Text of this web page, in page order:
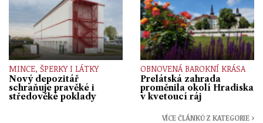
MINCE, ŠPERKY I LÁTKY
Nový depozitář
schraňuje pravěké i
středověké poklady
OBNOVENÁ BAROKNÍ KRÁSA
Prelátská zahrada
proměnila okolí Hradiska
v kvetoucí ráj
VÍCE ČLÁNKŮ Z KATEGORIE ›